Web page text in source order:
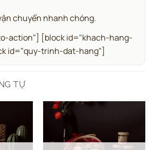
chuyển nhanh chóng.
action"] [block id="khach-hang-
id="quy-trinh-dat-hang"]
TỰ